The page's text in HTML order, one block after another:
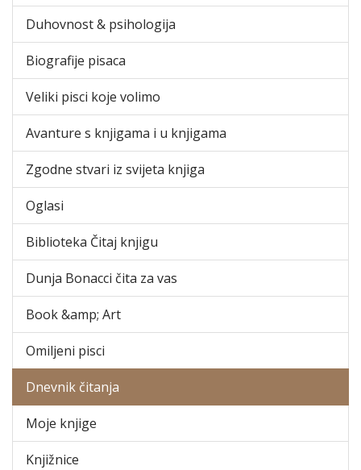
Duhovnost & psihologija
Biografije pisaca
Veliki pisci koje volimo
Avanture s knjigama i u knjigama
Zgodne stvari iz svijeta knjiga
Oglasi
Biblioteka Čitaj knjigu
Dunja Bonacci čita za vas
Book &amp; Art
Omiljeni pisci
Dnevnik čitanja
Moje knjige
Knjižnice